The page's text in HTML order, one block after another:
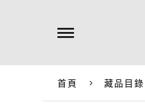
首頁 藏品目錄